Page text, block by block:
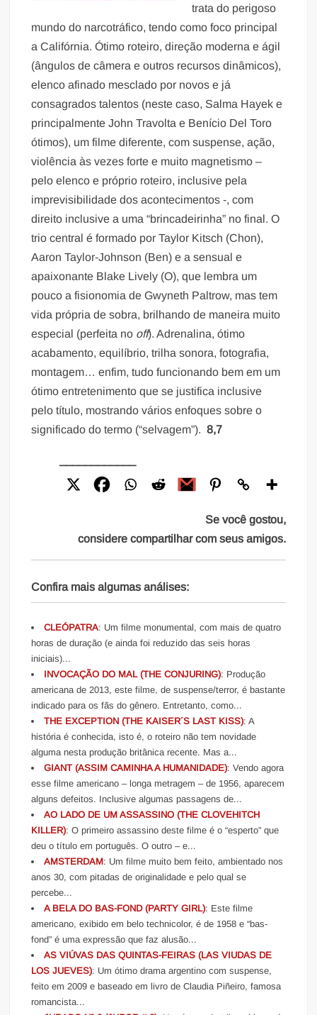
trata do perigoso
mundo do narcotráfico, tendo como foco principal
a Califórnia. Ótimo roteiro, direção moderna e ágil
(ângulos de câmera e outros recursos dinâmicos),
elenco afinado mesclado por novos e já
consagrados talentos (neste caso, Salma Hayek e
principalmente John Travolta e Benício Del Toro
ótimos), um filme diferente, com suspense, ação,
violência às vezes forte e muito magnetismo –
pelo elenco e próprio roteiro, inclusive pela
imprevisibilidade dos acontecimentos -, com
direito inclusive a uma “brincadeirinha” no final. O
trio central é formado por Taylor Kitsch (Chon),
Aaron Taylor-Johnson (Ben) e a sensual e
apaixonante Blake Lively (O), que lembra um
pouco a fisionomia de Gwyneth Paltrow, mas tem
vida própria de sobra, brilhando de maneira muito
especial (perfeita no off). Adrenalina, ótimo
acabamento, equilíbrio, trilha sonora, fotografia,
montagem… enfim, tudo funcionando bem em um
ótimo entretenimento que se justifica inclusive
pelo título, mostrando vários enfoques sobre o
significado do termo (“selvagem”). 8,7
Se você gostou,
considere compartilhar com seus amigos.
Confira mais algumas análises:
CLEÓPATRA: Um filme monumental, com mais de quatro
horas de duração (e ainda foi reduzido das seis horas
iniciais)...
INVOCAÇÃO DO MAL (THE CONJURING): Produção
americana de 2013, este filme, de suspense/terror, é bastante
indicado para os fãs do gênero. Entretanto, como...
THE EXCEPTION (THE KAISER´S LAST KISS): A
história é conhecida, isto é, o roteiro não tem novidade
alguma nesta produção britânica recente. Mas a...
GIANT (ASSIM CAMINHA A HUMANIDADE): Vendo agora
esse filme americano – longa metragem – de 1956, aparecem
alguns defeitos. Inclusive algumas passagens de...
AO LADO DE UM ASSASSINO (THE CLOVEHITCH
KILLER): O primeiro assassino deste filme é o “esperto” que
deu o título em português. O outro – e...
AMSTERDAM: Um filme muito bem feito, ambientado nos
anos 30, com pitadas de originalidade e pelo qual se
percebe...
A BELA DO BAS-FOND (PARTY GIRL): Este filme
americano, exibido em belo technicolor, é de 1958 e “bas-
fond” é uma expressão que faz alusão...
AS VIÚVAS DAS QUINTAS-FEIRAS (LAS VIUDAS DE
LOS JUEVES): Um ótimo drama argentino com suspense,
feito em 2009 e baseado em livro de Claudia Piñeiro, famosa
romancista...